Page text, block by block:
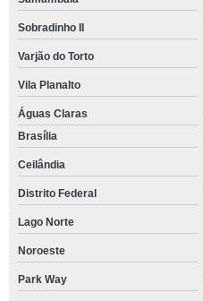
Sobradinho II
Varjão do Torto
Vila Planalto
Águas Claras
Brasília
Ceilândia
Distrito Federal
Lago Norte
Noroeste
Park Way